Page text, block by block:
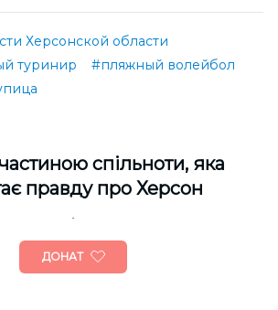
Херсонской области
туринир
#пляжный волейбол
спільноти, яка
правду про Херсон
ДОНАТ